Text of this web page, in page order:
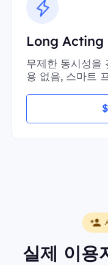
Long Acting
무제한 동시성을
용 없음, 스마트
실제 이용